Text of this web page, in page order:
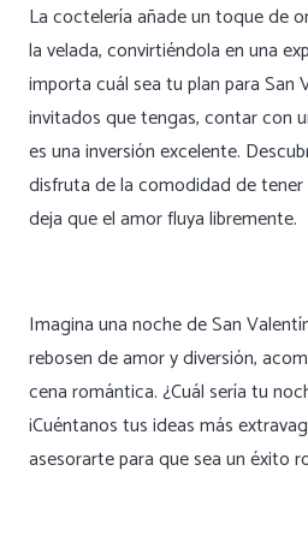
La coctelería añade un toque de
la velada, convirtiéndola en una
importa cuál sea tu plan para San
invitados que tengas, contar con
es una inversión excelente.
disfruta de la comodidad de tener
deja que el amor fluya libremente.
Imagina una noche de San
rebosen de amor y diversión,
cena romántica. ¿Cuál sería tu
¡Cuéntanos tus ideas más
asesorarte para que sea un éxito